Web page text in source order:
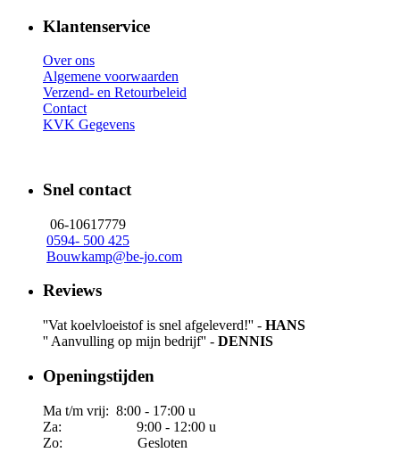
Klantenservice
Over ons
Algemene voorwaarden
Verzend- en Retourbeleid
Contact
KVK Gegevens
Snel contact
06-10617779
0594- 500 425
Bouwkamp@be-jo.com
Reviews
''Vat koelvloeistof is snel afgeleverd!'' - HANS
'' Aanvulling op mijn bedrijf'' - DENNIS
Openingstijden
Ma t/m vrij: 8:00 - 17:00 u
Za: 9:00 - 12:00 u
Zo: Gesloten